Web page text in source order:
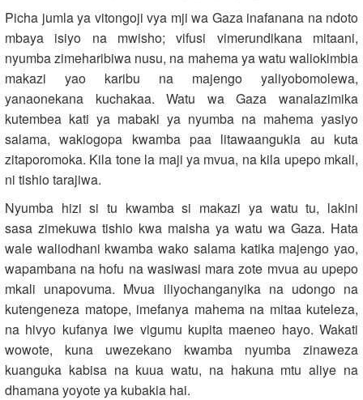
Picha jumla ya vitongoji vya mji wa Gaza inafanana na ndoto
mbaya isiyo na mwisho; vifusi vimerundikana mitaani,
nyumba zimeharibiwa nusu, na mahema ya watu waliokimbia
makazi yao karibu na majengo yaliyobomolewa,
yanaonekana kuchakaa. Watu wa Gaza wanalazimika
kutembea kati ya mabaki ya nyumba na mahema yasiyo
salama, wakiogopa kwamba paa litawaangukia au kuta
zitaporomoka. Kila tone la maji ya mvua, na kila upepo mkali,
ni tishio tarajiwa.
Nyumba hizi si tu kwamba si makazi ya watu tu, lakini
sasa zimekuwa tishio kwa maisha ya watu wa Gaza. Hata
wale waliodhani kwamba wako salama katika majengo yao,
wapambana na hofu na wasiwasi mara zote mvua au upepo
mkali unapovuma. Mvua iliyochanganyika na udongo na
kutengeneza matope, imefanya mahema na mitaa kuteleza,
na hivyo kufanya iwe vigumu kupita maeneo hayo. Wakati
wowote, kuna uwezekano kwamba nyumba zinaweza
kuanguka kabisa na kuua watu, na hakuna mtu aliye na
dhamana yoyote ya kubakia hai.